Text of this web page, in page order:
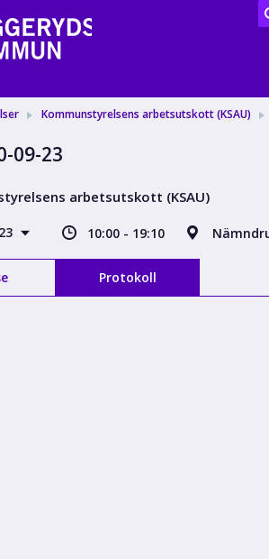
Kommunstyrelsens arbetsutskott (KSAU)
09-23
arbetsutskott (KSAU)
10:00 - 19:10
Protokoll